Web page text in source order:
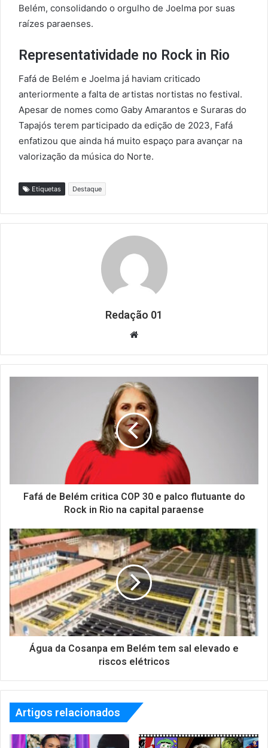
Belém, consolidando o orgulho de Joelma por suas
raízes paraenses.
Representatividade no Rock in Rio
Fafá de Belém e Joelma já haviam criticado
anteriormente a falta de artistas nortistas no festival.
Apesar de nomes como Gaby Amarantos e Suraras do
Tapajós terem participado da edição de 2023, Fafá
enfatizou que ainda há muito espaço para avançar na
valorização da música do Norte.
Etiquetas Destaque
Redação 01
Website
Fafá de Belém critica COP 30 e palco flutuante do
Rock in Rio na capital paraense
Água da Cosanpa em Belém tem sal elevado e
riscos elétricos
Artigos relacionados